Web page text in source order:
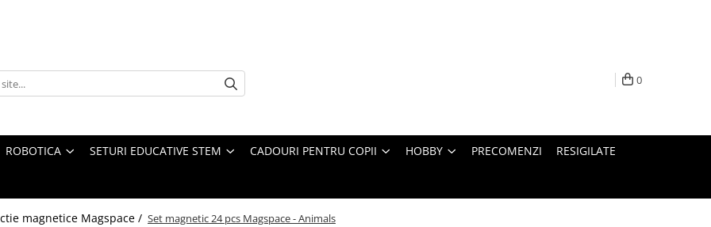
0
ROBOTICA SETURI EDUCATIVE STEM CADOURI PENTRU COPII HOBBY PRECOMENZI RESIGILATE
magnetice Magspace / Set magnetic 24 pcs Magspace - Animals